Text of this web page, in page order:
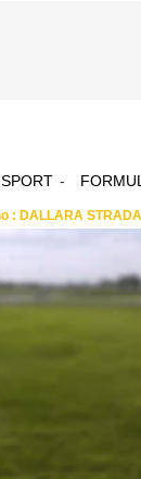
SPORT